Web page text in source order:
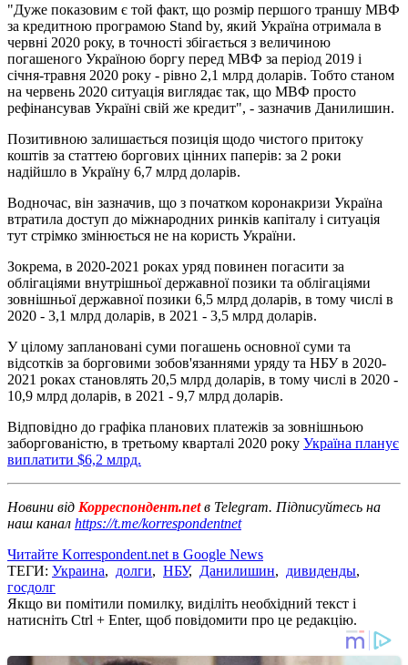
"Дуже показовим є той факт, що розмір першого траншу МВФ
за кредитною програмою Stand by, який Україна отримала в
червні 2020 року, в точності збігається з величиною
погашеного Україною боргу перед МВФ за період 2019 і
січня-травня 2020 року - рівно 2,1 млрд доларів. Тобто станом
на червень 2020 ситуація виглядає так, що МВФ просто
рефінансував Україні свій же кредит", - зазначив Данилишин.
Позитивною залишається позиція щодо чистого притоку
коштів за статтею боргових цінних паперів: за 2 роки
надійшло в Україну 6,7 млрд доларів.
Водночас, він зазначив, що з початком коронакризи Україна
втратила доступ до міжнародних ринків капіталу і ситуація
тут стрімко змінюється не на користь України.
Зокрема, в 2020-2021 роках уряд повинен погасити за
облігаціями внутрішньої державної позики та облігаціями
зовнішньої державної позики 6,5 млрд доларів, в тому числі в
2020 - 3,1 млрд доларів, в 2021 - 3,5 млрд доларів.
У цілому заплановані суми погашень основної суми та
відсотків за борговими зобов'язаннями уряду та НБУ в 2020-
2021 роках становлять 20,5 млрд доларів, в тому числі в 2020 -
10,9 млрд доларів, в 2021 - 9,7 млрд доларів.
Відповідно до графіка планових платежів за зовнішньою
заборгованістю, в третьому кварталі 2020 року Україна планує
виплатити $6,2 млрд.
Новини від Корреспондент.netв Telegram. Підписуйтесь на
наш канал https://t.me/korrespondentnet
Читайте Korrespondent.net в Google News
ТЕГИ: Украина, долги, НБУ, Данилишин, дивиденды,
госдолг
Якщо ви помітили помилку, виділіть необхідний текст і
натисніть Ctrl + Enter, щоб повідомити про це редакцію.